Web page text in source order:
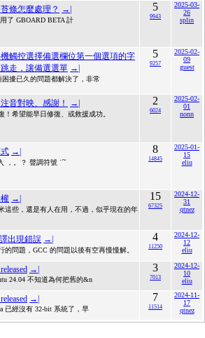
條怎麼處理？ →|
了 GBOARD BETA 計
5
9943
2025-03-
26
splin
觸控選擇備選欄位第一個選項的字
走，讓備選選單 →|
擾已久的問題都解決了，非常
5
9257
2025-02-
09
guest
音對映、感謝！ →|
！希望能早日修復、或救援成功。
2
6024
2025-02-
01
nonn
→|
，。？ 聲調符號 ˙ˊˇ
8
14845
2025-01-
15
eliu
→|
這些，還是有人在用，不過，似乎現在的年
15
67325
2024-12-
31
qtnez
出現錯誤 →|
的問題，GCC 的問題以後有空再慢慢解。
4
11250
2024-12-
12
eliu
→|
24.04 不知道為何把舊的&n
3
7013
2024-12-
10
eliu
→|
已經沒有 32-bit 系統了，早
7
11514
2024-11-
17
qtnez